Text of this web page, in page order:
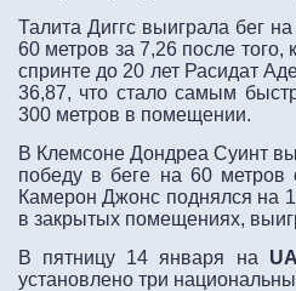
Талита Диггс выиграла бег
60 метров за 7,26 после
спринте до 20 лет Расидат
36,87, что стало самым
300 метров в помещении.
В Клемсоне Дондреа Суинт
победу в беге на 60 метров
Камерон Джонс поднялся на
в закрытых помещениях,
В пятницу 14 января на
установлено три